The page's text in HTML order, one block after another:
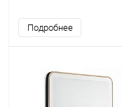
Подробнее